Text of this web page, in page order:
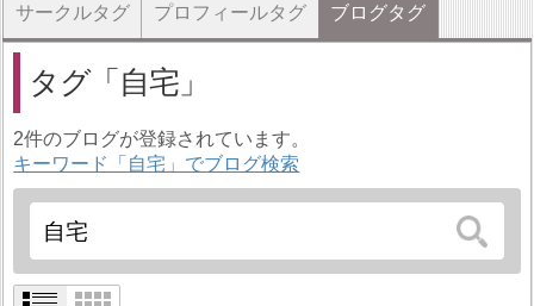
サークルタグ プロフィールタグ ブログタグ
タグ 自宅
2件のブログが登録されています。
キーワード「自宅」でブログ検索